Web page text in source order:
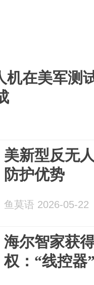
机在美军测
美新型反无
防护优势
鱼莫语 2026-05-22
海尔智家获
权：“线控器